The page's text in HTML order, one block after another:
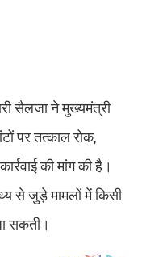
सैलजा ने मुख्यमंत्री
पर तत्काल रोक,
की मांग की है।
से जुड़े मामलों में किसी
सकती।